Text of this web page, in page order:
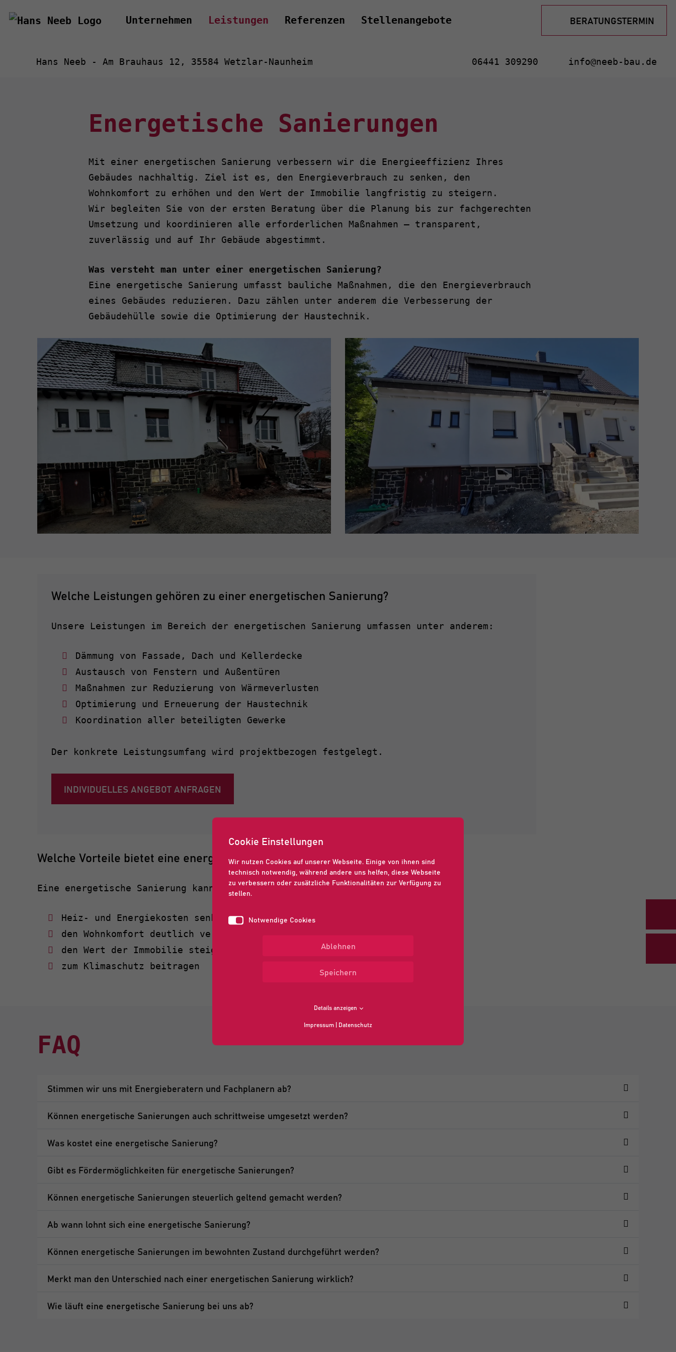
Unternehmen Leistungen Referenzen Stellenangebote BERATUNGSTERMIN
Hans Neeb - Am Brauhaus 12, 35584 Wetzlar-Naunheim 06441 309290 info@neeb-bau.de
Energetische Sanierungen
Mit einer energetischen Sanierung verbessern wir die Energieeffizienz Ihres
Gebäudes nachhaltig. Ziel ist es, den Energieverbrauch zu senken, den
Wohnkomfort zu erhöhen und den Wert der Immobilie langfristig zu steigern.
Wir begleiten Sie von der ersten Beratung über die Planung bis zur fachgerechten
Umsetzung und koordinieren alle erforderlichen Maßnahmen – transparent,
zuverlässig und auf Ihr Gebäude abgestimmt.
Was versteht man unter einer energetischen Sanierung?
Eine energetische Sanierung umfasst bauliche Maßnahmen, die den Energieverbrauch
eines Gebäudes reduzieren. Dazu zählen unter anderem die Verbesserung der
Gebäudehülle sowie die Optimierung der Haustechnik.
Welche Leistungen gehören zu einer energetischen Sanierung?
Unsere Leistungen im Bereich der energetischen Sanierung umfassen unter anderem:
Dämmung von Fassade, Dach und Kellerdecke
Austausch von Fenstern und Außentüren
Maßnahmen zur Reduzierung von Wärmeverlusten
Optimierung und Erneuerung der Haustechnik
Koordination aller beteiligten Gewerke
Der konkrete Leistungsumfang wird projektbezogen festgelegt.
INDIVIDUELLES ANGEBOT ANFRAGEN
Welche Vorteile bietet eine energetische Sanierung?
Eine energetische Sanierung kann:
Heiz- und Energiekosten senken
den Wohnkomfort deutlich verbessern
den Wert der Immobilie steigern
zum Klimaschutz beitragen
FAQ
Stimmen wir uns mit Energieberatern und Fachplanern ab?
Können energetische Sanierungen auch schrittweise umgesetzt werden?
Was kostet eine energetische Sanierung?
Gibt es Fördermöglichkeiten für energetische Sanierungen?
Können energetische Sanierungen steuerlich geltend gemacht werden?
Ab wann lohnt sich eine energetische Sanierung?
Können energetische Sanierungen im bewohnten Zustand durchgeführt werden?
Merkt man den Unterschied nach einer energetischen Sanierung wirklich?
Wie läuft eine energetische Sanierung bei uns ab?
Cookie Einstellungen
Wir nutzen Cookies auf unserer Webseite. Einige von ihnen sind
technisch notwendig, während andere uns helfen, diese Webseite
zu verbessern oder zusätzliche Funktionalitäten zur Verfügung zu
stellen.
Notwendige Cookies
Ablehnen
Speichern
Details anzeigen
Impressum | Datenschutz